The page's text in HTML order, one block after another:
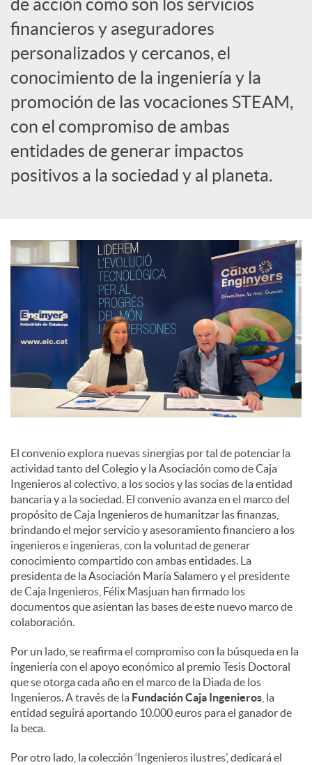
de acción como son los servicios
financieros y aseguradores
personalizados y cercanos, el
conocimiento de la ingeniería y la
promoción de las vocaciones STEAM,
con el compromiso de ambas
entidades de generar impactos
positivos a la sociedad y al planeta.
El convenio explora nuevas sinergias por tal de potenciar la
actividad tanto del Colegio y la Asociación como de Caja
Ingenieros al colectivo, a los socios y las socias de la entidad
bancaria y a la sociedad. El convenio avanza en el marco del
propósito de Caja Ingenieros de humanitzar las finanzas,
brindando el mejor servicio y asesoramiento financiero a los
ingenieros e ingenieras, con la voluntad de generar
conocimiento compartido con ambas entidades. La
presidenta de la Asociación María Salamero y el presidente
de Caja Ingenieros, Félix Masjuan han firmado los
documentos que asientan las bases de este nuevo marco de
colaboración.
Por un lado, se reafirma el compromiso con la búsqueda en la
ingeniería con el apoyo económico al premio Tesis Doctoral
que se otorga cada año en el marco de la Diada de los
Ingenieros. A través de la Fundación Caja Ingenieros , la
entidad seguirá aportando 10.000 euros para el ganador de
la beca.
Por otro lado, la colección ‘Ingenieros ilustres’, dedicará el